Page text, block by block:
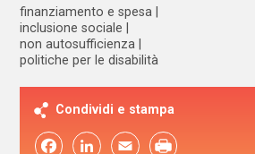
finanziamento e spesa
inclusione sociale
non autosufficienza
politiche per le disabilità
Condividi e stampa
FacebookLinkedIn Email